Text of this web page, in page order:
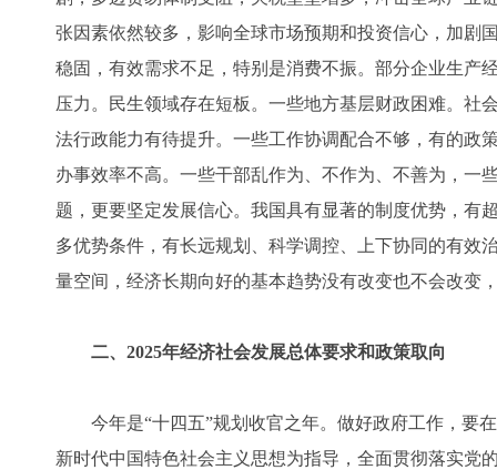
张因素依然较多，影响全球市场预期和投资信心，加剧
稳固，有效需求不足，特别是消费不振。部分企业生产
压力。民生领域存在短板。一些地方基层财政困难。社
法行政能力有待提升。一些工作协调配合不够，有的政
办事效率不高。一些干部乱作为、不作为、不善为，一
题，更要坚定发展信心。我国具有显著的制度优势，有
多优势条件，有长远规划、科学调控、上下协同的有效
量空间，经济长期向好的基本趋势没有改变也不会改变
二、2025年经济社会发展总体要求和政策取向
今年是“十四五”规划收官之年。做好政府工作，要
新时代中国特色社会主义思想为指导，全面贯彻落实党